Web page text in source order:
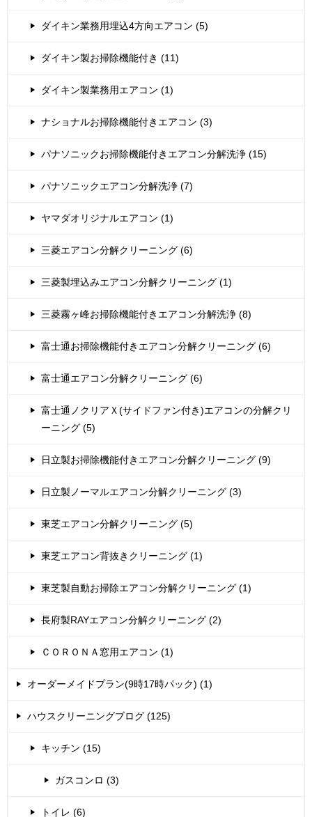
ダイキン業務用埋込4方向エアコン (5)
ダイキン製お掃除機能付き (11)
ダイキン製業務用エアコン (1)
ナショナルお掃除機能付きエアコン (3)
パナソニックお掃除機能付きエアコン分解洗浄 (15)
パナソニックエアコン分解洗浄 (7)
ヤマダオリジナルエアコン (1)
三菱エアコン分解クリーニング (6)
三菱製埋込みエアコン分解クリーニング (1)
三菱霧ヶ峰お掃除機能付きエアコン分解洗浄 (8)
富士通お掃除機能付きエアコン分解クリーニング (6)
富士通エアコン分解クリーニング (6)
富士通ノクリアＸ(サイドファン付き)エアコンの分解クリ
ーニング (5)
日立製お掃除機能付きエアコン分解クリーニング (9)
日立製ノーマルエアコン分解クリーニング (3)
東芝エアコン分解クリーニング (5)
東芝エアコン背抜きクリーニング (1)
東芝製自動お掃除エアコン分解クリーニング (1)
長府製RAYエアコン分解クリーニング (2)
ＣＯＲＯＮＡ窓用エアコン (1)
オーダーメイドプラン(9時17時パック) (1)
ハウスクリーニングブログ (125)
キッチン (15)
ガスコンロ (3)
トイレ (6)